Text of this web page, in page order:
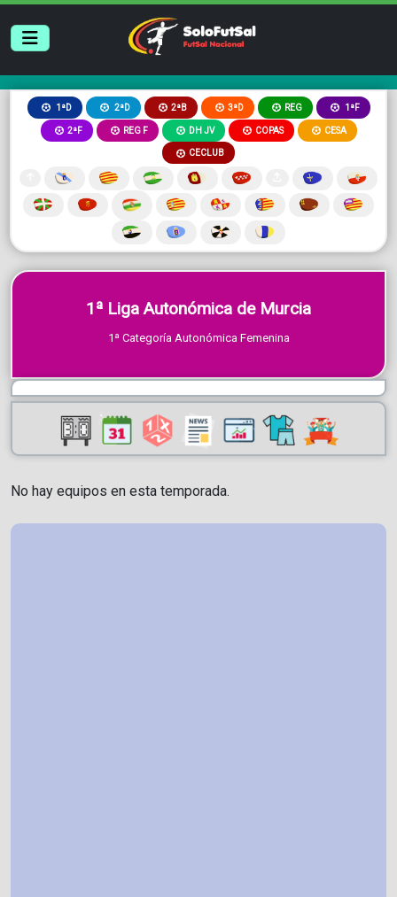
1ªD 2ªD 2ªB 3ªD REG 1ªF
2ªF REG F DH JV COPAS CESA
CECLUB
1ª Liga Autonómica de Murcia
1ª Categoría Autonómica Femenina
No hay equipos en esta temporada.